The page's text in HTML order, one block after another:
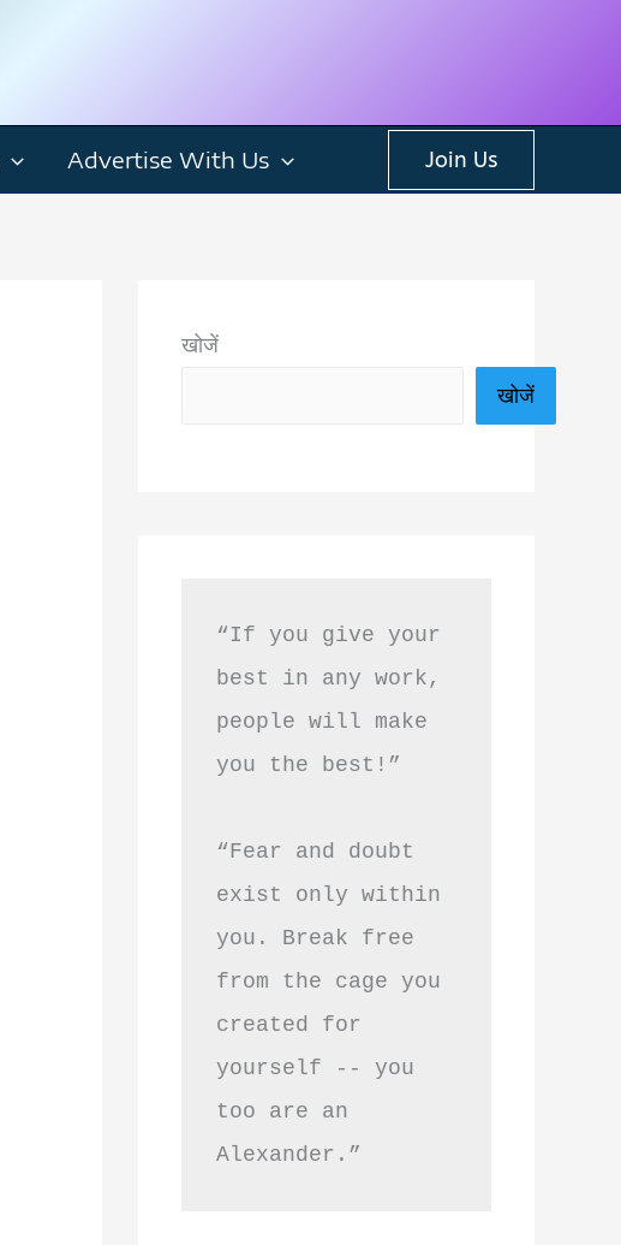
Advertise With Us Join Us
खोजें
खोजें
“If you give your
best in any work,
people will make
you the best!”
“Fear and doubt
exist only within
you. Break free
from the cage you
created for
yourself -- you
too are an
Alexander.”